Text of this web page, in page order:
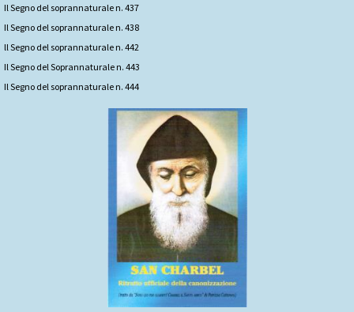
Il Segno del soprannaturale n. 437
Il Segno del soprannaturale n. 438
ll Segno del soprannaturale n. 442
Il Segno del Soprannaturale n. 443
Il Segno del soprannaturale n. 444